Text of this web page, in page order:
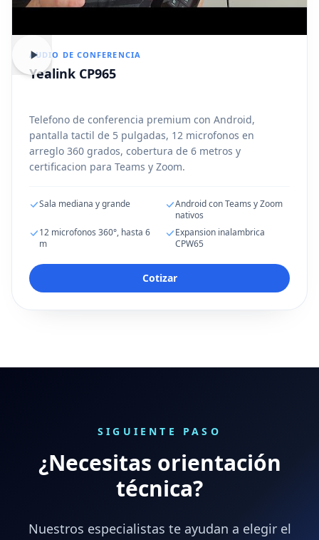
AUDIO DE CONFERENCIA
Yealink CP965
Telefono de conferencia premium con Android,
pantalla tactil de 5 pulgadas, 12 microfonos en
arreglo 360 grados, cobertura de 6 metros y
certificacion para Teams y Zoom.
Sala mediana y grande
Android con Teams y Zoom
nativos
12 microfonos 360°, hasta 6
m
Expansion inalambrica
CPW65
Cotizar
SIGUIENTE PASO
¿Necesitas orientación
técnica?
Nuestros especialistas te ayudan a elegir el